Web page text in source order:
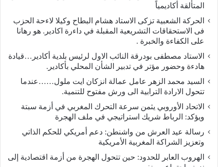
المتألقة أكاديمياً
الحركة الشعبية تزكى الاستاد هشام البطاح وكيلا لاءحة الحزب
فى الاستحقاقات التشريعية المقبلة في داءرة اكادير. هو رهانا
على الكفاءة والخبرة .
الاستاد مصطفى بودرقة النائب الاول لرئيس بلدية أكادير…قيادة
هادءة وحضور مؤتر في تدبير الشأن المحلي بأكادير.
السيد محمد الزهر عامل عمالة انزكان ايت ملول……عندما
تتحول الارادة الترابية الى ورش مفتوح للتنمية.
الاتحاد الأوروبي يثمن سرعة التحرك المغربي في أزمة سبتة
ويؤكد: الرباط شريك استراتيجي في ملف الهجرة
رسالة عيد العرش من واشنطن: دعم أمريكي للحكم الذاتي
وتعزيز الشراكة المغربية الأمريكية
​الهروب العابر للحدود: حين تتحول الهجرة من أزمة اقتصادية إلى